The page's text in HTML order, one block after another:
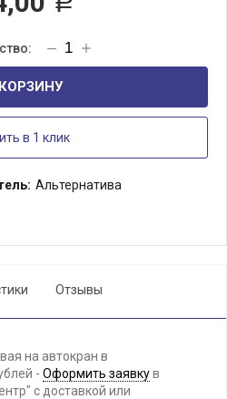
в 1 клик
Альтернатива
Отзывы
на автокран в
- Оформить заявкув
с доставкой или